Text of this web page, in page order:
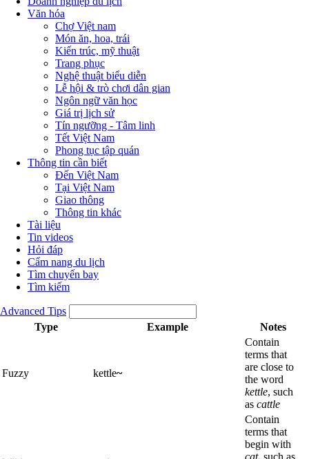
Văn hóa
Chợ Việt nam
Món ăn, hoa, trái
Kiến trúc, mỹ thuật
Trang phục
Nghệ thuật biểu diễn
Lễ hội & trò chơi dân gian
Ngôn ngữ văn học
Giá trị lịch sử
Tín ngưỡng - Tâm linh
Tết Việt Nam
Phong tục tập quán
Thông tin cần biết
Đến Việt Nam
Tại Việt Nam
Giao thông
Thông tin khác
Tài liệu
Tin videos
Hỏi đáp
Cẩm nang du lịch
Tìm chuyến bay
Tìm kiếm
Advanced Tips
Type
Example Notes
Fuzzy kettle~
Contain
terms that
are close to
the word
kettle, such
as cattle
Contain
terms that
begin with
cat, such as